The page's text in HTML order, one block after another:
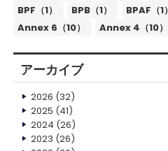
BPF（1）
BPB（1） BPAF（1）
Annex 6（10）
Annex 4（10）
アーカイブ
2026 (32)
2025 (41)
2024 (26)
2023 (26)